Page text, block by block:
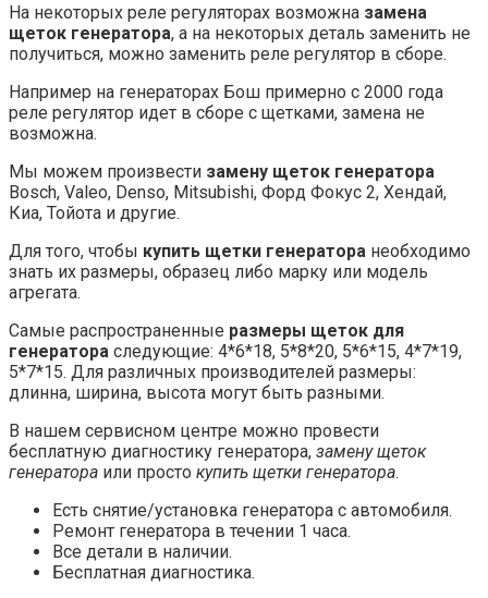
На некоторых реле регуляторах возможна замена
щеток генератора, а на некоторых деталь заменить не
получиться, можно заменить реле регулятор в сборе.
Например на генераторах Бош примерно с 2000 года
реле регулятор идет в сборе с щетками, замена не
возможна.
Мы можем произвести замену щеток генератора
Bosch, Valeo, Denso, Mitsubishi, Форд Фокус 2, Хендай,
Киа, Тойота и другие.
Для того, чтобы купить щетки генератора необходимо
знать их размеры, образец либо марку или модель
агрегата.
Самые распространенные размеры щеток для
генератора следующие: 4*6*18, 5*8*20, 5*6*15, 4*7*19,
5*7*15. Для различных производителей размеры:
длинна, ширина, высота могут быть разными.
В нашем сервисном центре можно провести
бесплатную диагностику генератора, замену щеток
генератора или просто купить щетки генератора.
Есть снятие/установка генератора с автомобиля.
Ремонт генератора в течении 1 часа.
Все детали в наличии.
Бесплатная диагностика.